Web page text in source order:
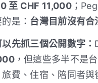
至 CHF 11,000；
是： 台灣目前沒有
先抓三個公開數字：
，但這些多半不是
費、住宿、陪同者